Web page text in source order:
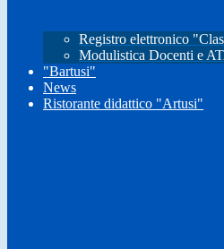
Registro elettronico
Modulistica Docenti e
"Bartusi"
News
Ristorante didattico "Artusi"